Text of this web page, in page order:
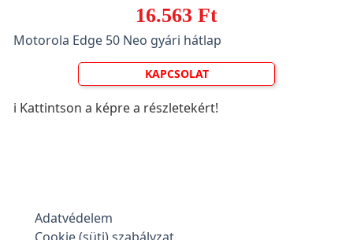
16.563 Ft
Motorola Edge 50 Neo gyári hátlap
KAPCSOLAT
ℹ️ Kattintson a képre a részletekért!
Adatvédelem